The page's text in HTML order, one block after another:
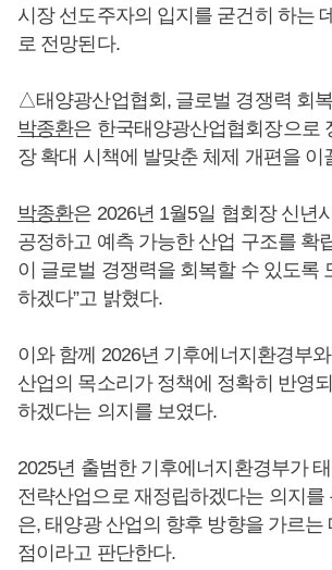
시장 선도주자의 입지를 굳건히 하는
로 전망된다.
△태양광산업협회, 글로벌 경쟁력 회
박종환은 한국태양광산업협회장으로
장 확대 시책에 발맞춘 체제 개편을 이
박종환은 2026년 1월5일 협회장 신년
공정하고 예측 가능한 산업 구조를 확
이 글로벌 경쟁력을 회복할 수 있도록
하겠다”고 밝혔다.
이와 함께 2026년 기후에너지환경부
산업의 목소리가 정책에 정확히 반영
하겠다는 의지를 보였다.
2025년 출범한 기후에너지환경부가
전략산업으로 재정립하겠다는 의지를
은, 태양광 산업의 향후 방향을 가르는
점이라고 판단한다.